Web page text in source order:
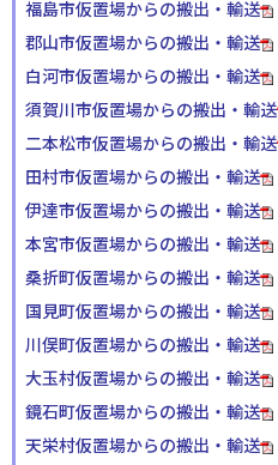
福島市仮置場からの搬出・輸送
郡山市仮置場からの搬出・輸送
白河市仮置場からの搬出・輸送
須賀川市仮置場からの搬出・輸送
二本松市仮置場からの搬出・輸送
田村市仮置場からの搬出・輸送
伊達市仮置場からの搬出・輸送
本宮市仮置場からの搬出・輸送
桑折町仮置場からの搬出・輸送
国見町仮置場からの搬出・輸送
川俣町仮置場からの搬出・輸送
大玉村仮置場からの搬出・輸送
鏡石町仮置場からの搬出・輸送
天栄村仮置場からの搬出・輸送